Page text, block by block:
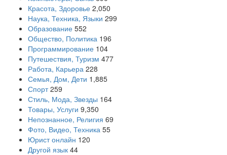
Красота, Здоровье 2,050
Наука, Техника, Языки 299
Образование 552
Общество, Политика 196
Программирование 104
Путешествия, Туризм 477
Работа, Карьера 228
Семья, Дом, Дети 1,885
Спорт 259
Стиль, Мода, Звезды 164
Товары, Услуги 9,350
Непознанное, Религия 69
Фото, Видео, Техника 55
Юрист онлайн 120
Другой язык 44